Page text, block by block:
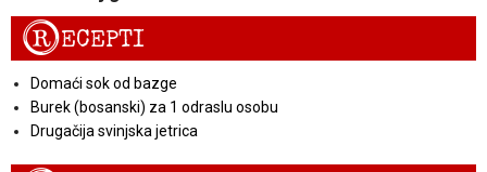
RECEPTI
Domaći sok od bazge
Burek (bosanski) za 1 odraslu osobu
Drugačija svinjska jetrica